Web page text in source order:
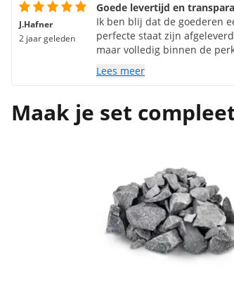
J.Hafner
2 jaar geleden
Goede levertijd en
Ik ben blij dat de goederen
perfecte staat zijn
maar volledig binnen de
volgen van de zending via
andere winkels) blijven
andere gemeenschappen,
product nog niet gebruikt
saunaconstructie, maar ik
wat ik heb besteld. Ik ben
fundamenteel eenvoudiger
anders worden
recensenten hier klaagden
bestelde de oven toch. Je
opbouwen. Bovendien
vreselijk wanneer ze voor
goed idee om gebruikte
de tuin aansluiten en laten
Lees meer
Maak je set